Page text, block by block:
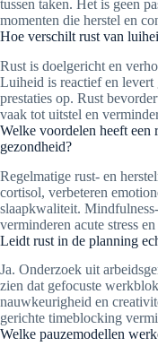
tussen taken. Het is geen
momenten die herstel en
Hoe verschilt rust van
Rust is doelgericht en
Luiheid is reactief en levert
prestaties op. Rust
vaak tot uitstel en
Welke voordelen heeft een
gezondheid?
Regelmatige rust- en
cortisol, verbeteren
slaapkwaliteit.
verminderen acute stress
Leidt rust in de planning
Ja. Onderzoek uit
zien dat gefocuste
nauwkeurigheid en
gerichte timeblocking
Welke pauzemodellen